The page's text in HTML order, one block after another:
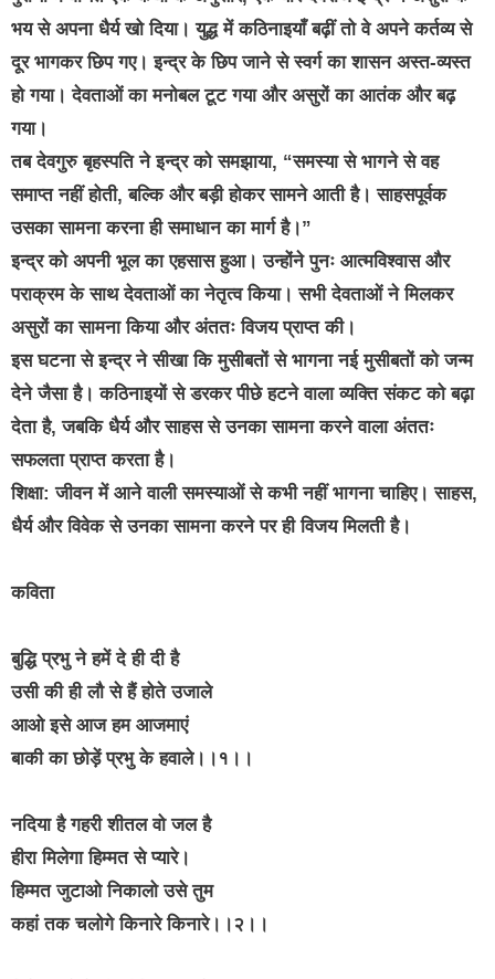
भय से अपना धैर्य खो दिया। युद्ध में कठिनाइयाँ बढ़ीं तो वे अपने कर्तव्य से
दूर भागकर छिप गए। इन्द्र के छिप जाने से स्वर्ग का शासन अस्त-व्यस्त
हो गया। देवताओं का मनोबल टूट गया और असुरों का आतंक और बढ़
गया।
तब देवगुरु बृहस्पति ने इन्द्र को समझाया, “समस्या से भागने से वह
समाप्त नहीं होती, बल्कि और बड़ी होकर सामने आती है। साहसपूर्वक
उसका सामना करना ही समाधान का मार्ग है।”
इन्द्र को अपनी भूल का एहसास हुआ। उन्होंने पुनः आत्मविश्वास और
पराक्रम के साथ देवताओं का नेतृत्व किया। सभी देवताओं ने मिलकर
असुरों का सामना किया और अंततः विजय प्राप्त की।
इस घटना से इन्द्र ने सीखा कि मुसीबतों से भागना नई मुसीबतों को जन्म
देने जैसा है। कठिनाइयों से डरकर पीछे हटने वाला व्यक्ति संकट को बढ़ा
देता है, जबकि धैर्य और साहस से उनका सामना करने वाला अंततः
सफलता प्राप्त करता है।
शिक्षा: जीवन में आने वाली समस्याओं से कभी नहीं भागना चाहिए। साहस,
धैर्य और विवेक से उनका सामना करने पर ही विजय मिलती है।
कविता
बुद्धि प्रभु ने हमें दे ही दी है
उसी की ही लौ से हैं होते उजाले
आओ इसे आज हम आजमाएं
बाकी का छोड़ें प्रभु के हवाले।।१।।
नदिया है गहरी शीतल वो जल है
हीरा मिलेगा हिम्मत से प्यारे।
हिम्मत जुटाओ निकालो उसे तुम
कहां तक चलोगे किनारे किनारे।।२।।